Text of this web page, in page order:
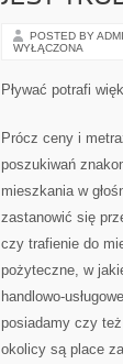
POSTED BY
WYŁĄCZONA
Pływać potrafi
Prócz ceny i
poszukiwań
mieszkania w
zastanowić się
czy trafienie do
pożyteczne, w
handlowo-
posiadamy czy
okolicy są place